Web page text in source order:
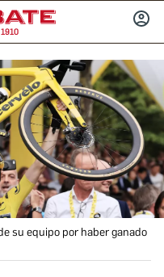
su equipo por haber ganado